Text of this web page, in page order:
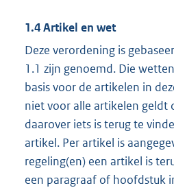
1.4 Artikel en wet
Deze verordening is
1.1 zijn genoemd. Die
basis voor de artikelen in
niet voor alle artikelen geldt
daarover iets is terug te
artikel. Per artikel is
regeling(en) een artikel is
een paragraaf of hoofdstuk